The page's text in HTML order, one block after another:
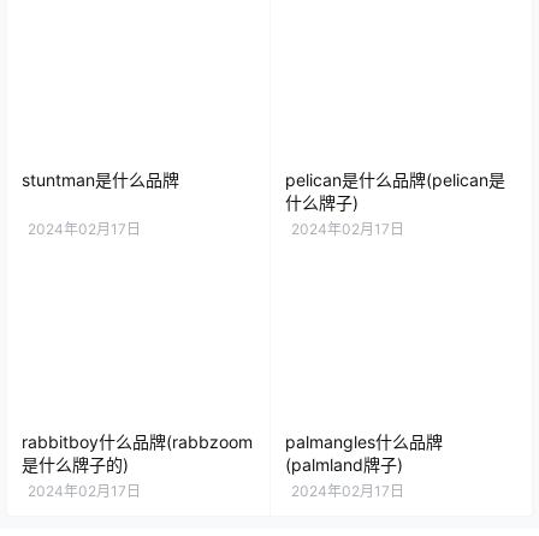
stuntman是什么品牌
2024年02月17日
pelican是什么品牌(pelican是
什么牌子)
2024年02月17日
rabbitboy什么品牌(rabbzoom
是什么牌子的)
2024年02月17日
palmangles什么品牌
(palmland牌子)
2024年02月17日